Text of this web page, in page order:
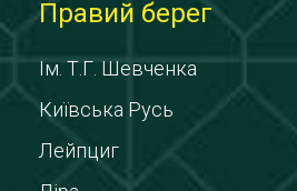
Правий берег
Ім. Т.Г. Шевченка
Київська Русь
Лейпциг